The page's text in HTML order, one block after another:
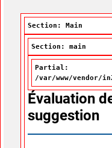
Section: Main
Section: main
Partial:
/var/www/vendor/
Évaluation
suggestion